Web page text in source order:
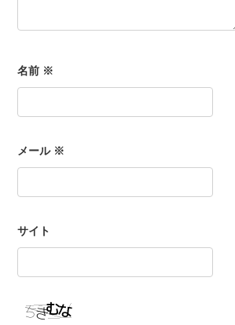
名前 ※
メール ※
サイト